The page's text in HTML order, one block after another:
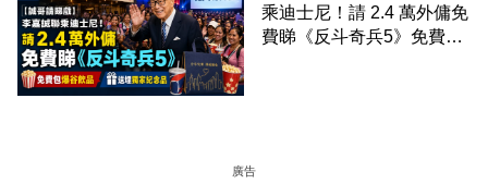
乘迪士尼！請 2.4 萬外傭免
費睇《反斗奇兵5》免費包
廣告